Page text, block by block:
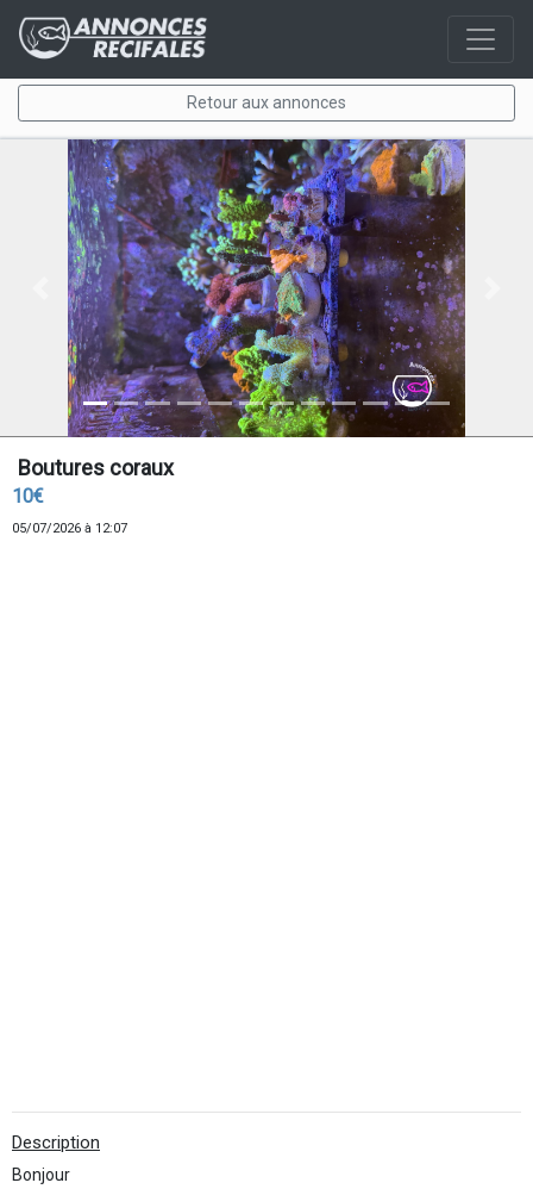
Retour aux annonces
Previous
Boutures coraux
10€
05/07/2026 à 12:07
Description
Bonjour